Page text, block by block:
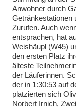
Anwohner durch
Getränkestationen
Zurufen. Auch
entsprachen, hat
Weishäupl (W45)
den ersten Platz
älteste
der Läuferinnen.
der in 1:30:53 auf
platzierten sich
Norbert Irnich,